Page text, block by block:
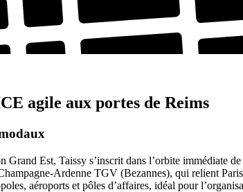
agile aux portes de Reims
Grand Est, Taissy s’inscrit dans l’orbite immédiate
Ardenne TGV (Bezannes), qui relient
aéroports et pôles d’affaires, idéal pour